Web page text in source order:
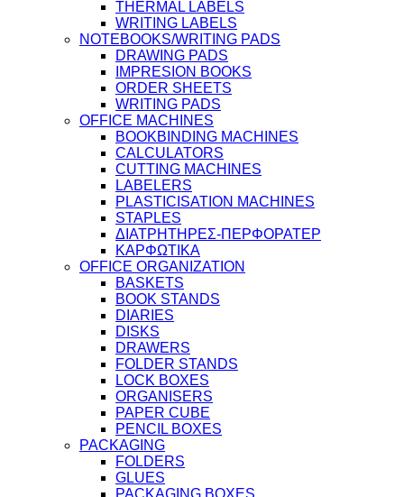
THERMAL LABELS
WRITING LABELS
NOTEBOOKS/WRITING PADS
DRAWING PADS
IMPRESION BOOKS
ORDER SHEETS
WRITING PADS
OFFICE MACHINES
BOOKBINDING MACHINES
CALCULATORS
CUTTING MACHINES
LABELERS
PLASTICISATION MACHINES
STAPLES
ΔΙΑΤΡΗΤΗΡΕΣ-ΠΕΡΦΟΡΑΤΕΡ
ΚΑΡΦΩΤΙΚΑ
OFFICE ORGANIZATION
BASKETS
BOOK STANDS
DIARIES
DISKS
DRAWERS
FOLDER STANDS
LOCK BOXES
ORGANISERS
PAPER CUBE
PENCIL BOXES
PACKAGING
FOLDERS
GLUES
PACKAGING BOXES